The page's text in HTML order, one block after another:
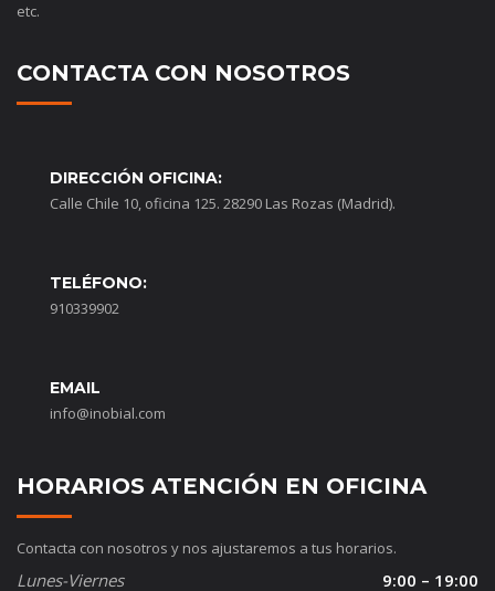
etc.
CONTACTA CON NOSOTROS
DIRECCIÓN OFICINA:
Calle Chile 10, oficina 125. 28290 Las Rozas (Madrid).
TELÉFONO:
910339902
EMAIL
info@inobial.com
HORARIOS ATENCIÓN EN OFICINA
Contacta con nosotros y nos ajustaremos a tus horarios.
Lunes-Viernes 9:00 – 19:00